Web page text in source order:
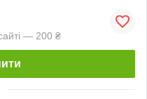
— 200 ₴